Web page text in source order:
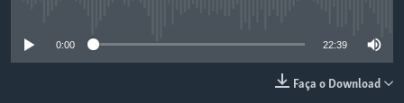
0:00 22:39
Faça o Download